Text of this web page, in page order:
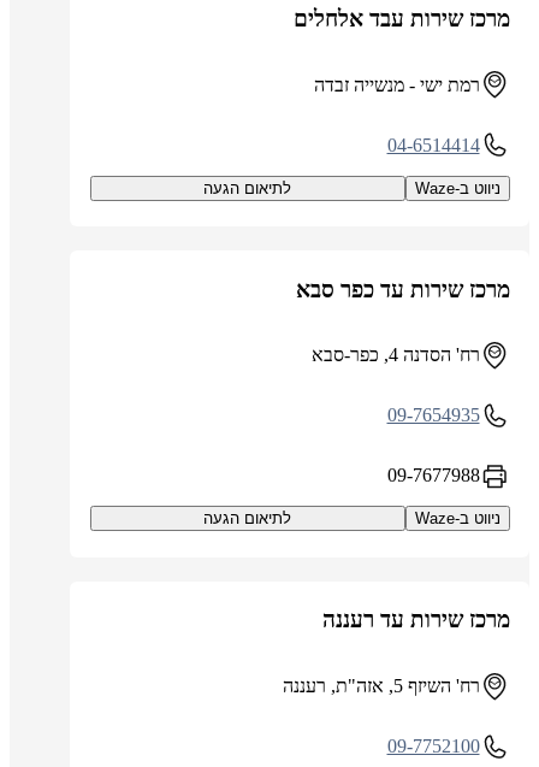
מרכז שירות עבד אלחלים
רמת ישי - מנשייה זבדה
04-6514414
ניווט ב-Waze לתיאום הגעה
מרכז שירות עד כפר סבא
רח' הסדנה 4, כפר-סבא
09-7654935
09-7677988
ניווט ב-Waze לתיאום הגעה
מרכז שירות עד רעננה
רח' השיזף 5, אזה"ת, רעננה
09-7752100